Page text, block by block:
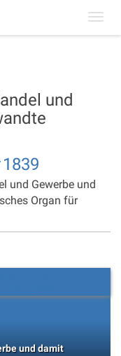
und
1839
und Gewerbe und
Organ für
und damit